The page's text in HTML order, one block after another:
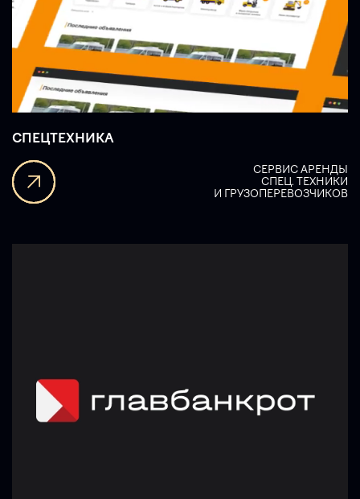
СПЕЦТЕХНИКА
СЕРВИС АРЕНДЫ
СПЕЦ. ТЕХНИКИ
И ГРУЗОПЕРЕВОЗЧИКОВ